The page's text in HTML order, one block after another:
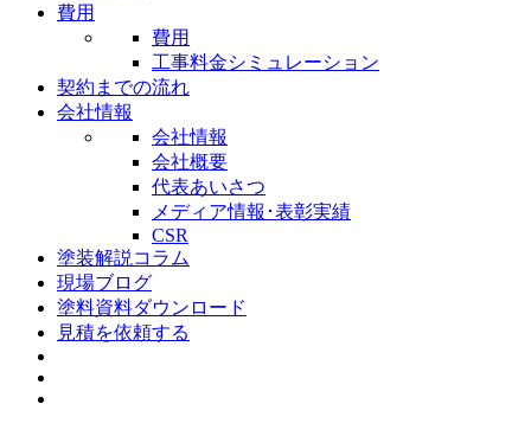
費用
費用
工事料金シミュレーション
契約までの流れ
会社情報
会社情報
会社概要
代表あいさつ
メディア情報･表彰実績
CSR
塗装解説コラム
現場ブログ
塗料資料ダウンロード
見積を依頼する